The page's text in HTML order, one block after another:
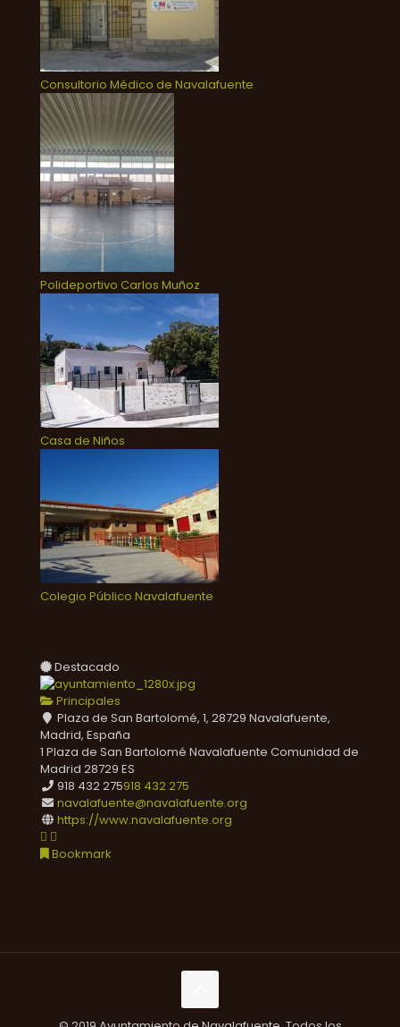
Consultorio Médico de Navalafuente
Polideportivo Carlos Muñoz
Casa de Niños
Colegio Público Navalafuente
Destacado
Principales
Plaza de San Bartolomé, 1, 28729 Navalafuente,
Madrid, España
1 Plaza de San Bartolomé Navalafuente Comunidad de
Madrid 28729 ES
918 432 275918 432 275
navalafuente@navalafuente.org
https://www.navalafuente.org
Bookmark